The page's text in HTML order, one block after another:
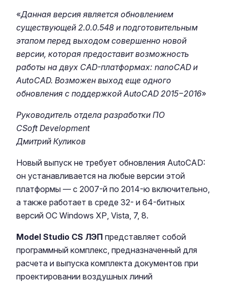
«Данная версия является обновлением
существующей 2.0.0.548 и подготовительным
этапом перед выходом совершенно новой
версии, которая предоставит возможность
работы на двух CAD-платформах: nanoCAD и
AutoCAD. Возможен выход еще одного
обновления с поддержкой AutoCAD 2015−2016»
Руководитель отдела разработки ПО
CSoft Development
Дмитрий Куликов
Новый выпуск не требует обновления AutoCAD:
он устанавливается на любые версии этой
платформы — с 2007-й по 2014-ю включительно,
а также работает в среде 32- и 64-битных
версий ОС Windows ХР, Vista, 7, 8.
Model Studio CS ЛЭП представляет собой
программный комплекс, предназначенный для
расчета и выпуска комплекта документов при
проектировании воздушных линий